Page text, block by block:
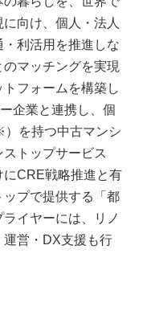
向け、個人・法人
利活用を推進しな
マッチングを実現
フォームを構築し
企業と連携し、個
を持つ中古マンシ
トップサービス
にCRE戦略推進と有
プで提供する「都
イヤーには、リノ
営・DX支援も行